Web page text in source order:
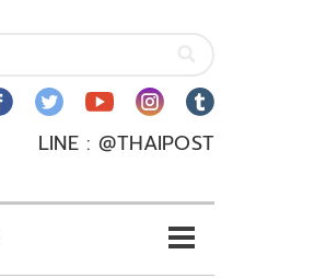
LINE : @THAIPOST